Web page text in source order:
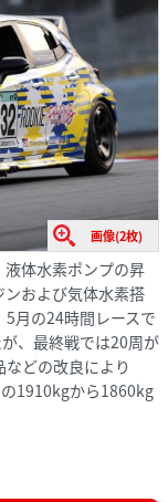
画像(2枚)
液体水素ポンプの昇
および気体水素搭
月の24時間レースで
、最終戦では20周が
どの改良により
の1910kgから1860kg